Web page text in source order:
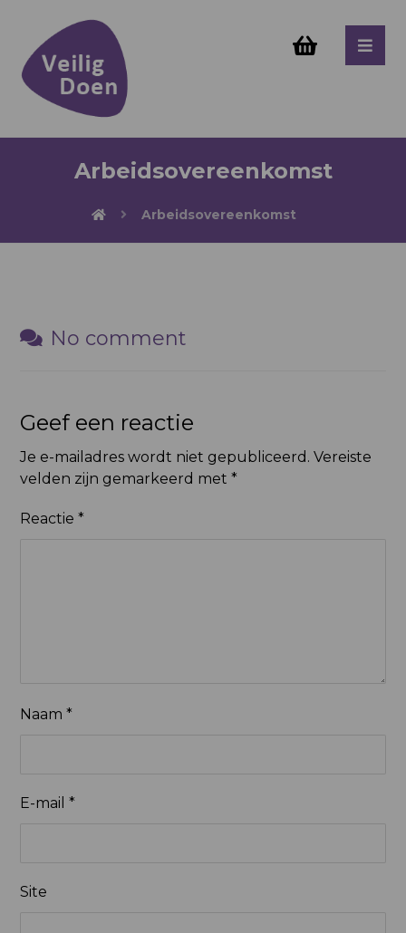
Arbeidsovereenkomst
Arbeidsovereenkomst
No comment
Geef een reactie
Je e-mailadres wordt niet gepubliceerd. Vereiste
velden zijn gemarkeerd met*
Reactie*
Naam*
E-mail*
Site